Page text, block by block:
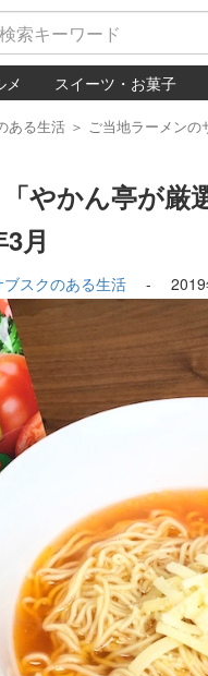
メ スイーツ・お菓子
ある生活 ＞ ご当地ラーメンの
やかん亭が厳
月
ブスクのある生活 -